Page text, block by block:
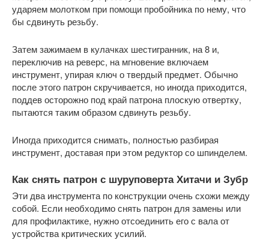
ударяем молотком при помощи пробойника по нему, что
бы сдвинуть резьбу.
Затем зажимаем в кулачках шестигранник, на 8 и,
переключив на реверс, на мгновение включаем
инструмент, упирая ключ о твердый предмет. Обычно
после этого патрон скручивается, но иногда приходится,
поддев осторожно под край патрона плоскую отвертку,
пытаются таким образом сдвинуть резьбу.
Иногда приходится снимать, полностью разбирая
инструмент, доставая при этом редуктор со шпинделем.
Как снять патрон с шуруповерта Хитачи и Зубр
Эти два инструмента по конструкции очень схожи между
собой. Если необходимо снять патрон для замены или
для профилактике, нужно отсоединить его с вала от
устройства критических усилий.